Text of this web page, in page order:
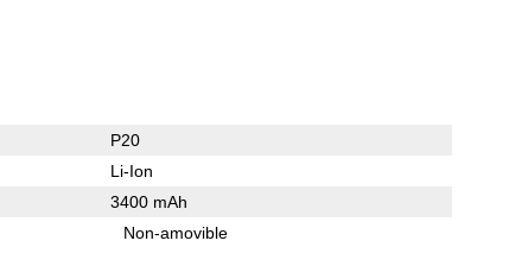
P20
Li-Ion
3400 mAh
Non-amovible